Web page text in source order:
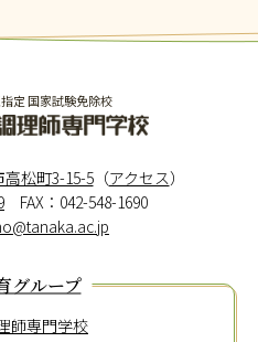
定 国家試験免除校
高松町3-15-5（アクセス）
FAX：042-548-1690
グループ
師専門学校